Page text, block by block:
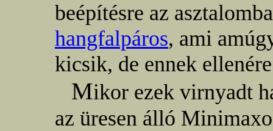
beépítésre az
hangfalpáros, ami
kicsik, de ennek
Mikor ezek virnyadt
az üresen álló